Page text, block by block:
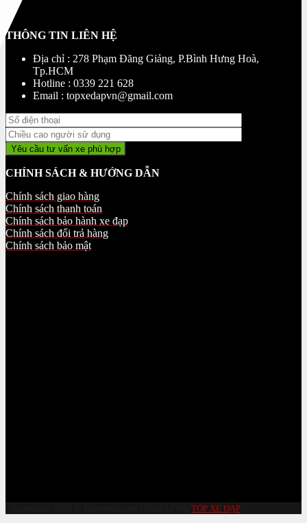
THÔNG TIN LIÊN HỆ
Địa chỉ : 278 Phạm Đăng Giảng, P.Bình Hưng Hoà,
Tp.HCM
Hotline : 0339 221 628
Email : topxedapvn@gmail.com
CHÍNH SÁCH & HƯỚNG DẪN
Chính sách giao hàng
Chính sách thanh toán
Chính sách bảo hành xe đạp
Chính sách đổi trả hàng
Chính sách bảo mật
TOP XE ĐẠP